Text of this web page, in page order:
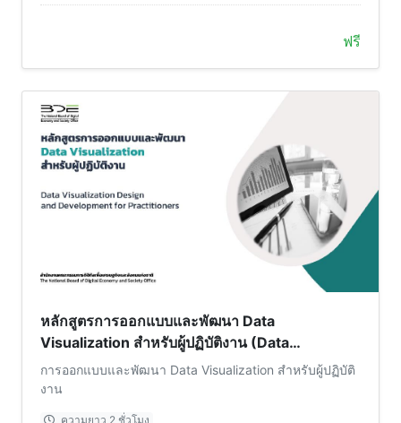
ฟรี
หลักสูตรการออกแบบและพัฒนา Data
Visualization สำหรับผู้ปฏิบัติงาน (Data
Visualization Design and Development for
Practitioners) (DUS400)
การออกแบบและพัฒนา Data Visualization สำหรับผู้ปฏิบัติ
งาน
ความยาว 2 ชั่วโมง